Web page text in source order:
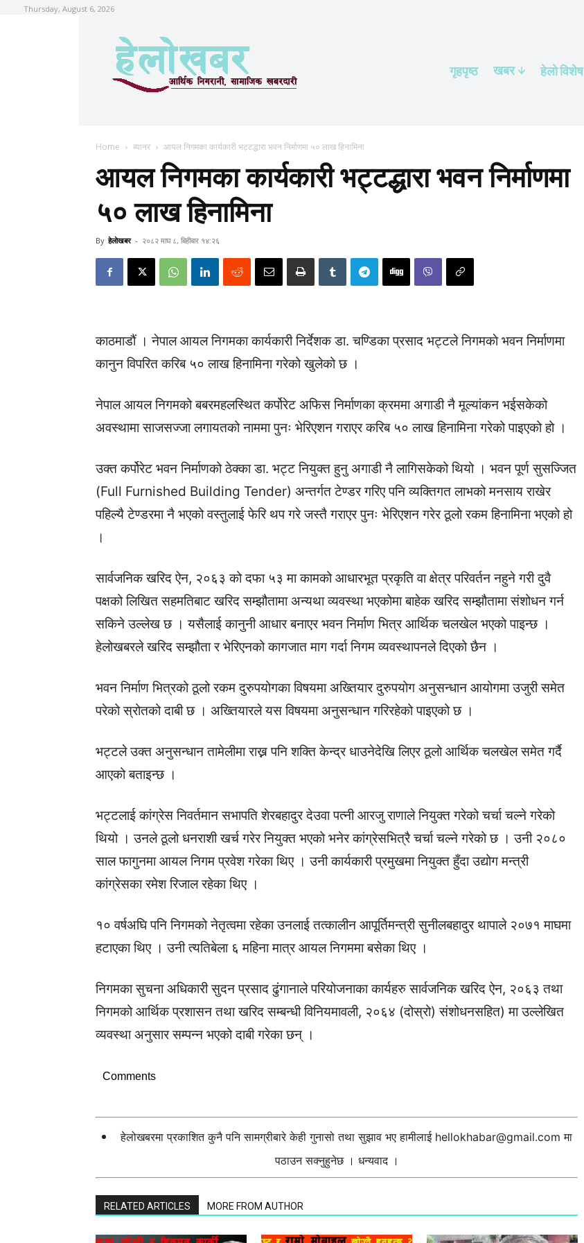
Thursday, August 6, 2026
गृहपृष्ठ खबर हेलाे विशेष
Home ब्यानर आयल निगमका कार्यकारी भट्टद्धारा भवन निर्माणमा ५० लाख हिनामिना
आयल निगमका कार्यकारी भट्टद्धारा भवन निर्माणमा
५० लाख हिनामिना
By हेलाेखबर - २०८२ माघ ८, बिहीबार १४:२६
काठमाडौं । नेपाल आयल निगमका कार्यकारी निर्देशक डा. चण्डिका प्रसाद भट्टले निगमकाे भवन निर्माणमा
कानुन विपरित करिब ५० लाख हिनामिना गरेको खुलेको छ ।
नेपाल आयल निगमको बबरमहलस्थित कर्पोरेट अफिस निर्माणका क्रममा अगाडी नै मूल्यांकन भईसकेको
अवस्थामा साजसज्जा लगायतको नाममा पुनः भेरिएशन गराएर करिब ५० लाख हिनामिना गरेको पाइएको हो ।
उक्त कर्पोरेट भवन निर्माणको ठेक्का डा. भट्ट नियुक्त हुनु अगाडी नै लागिसकेको थियो । भवन पूर्ण सुसज्जित
(Full Furnished Building Tender) अन्तर्गत टेण्डर गरिए पनि व्यक्तिगत लाभको मनसाय राखेर
पहिल्यै टेण्डरमा नै भएको वस्तुलाई फेरि थप गरे जस्तै गराएर पुनः भेरिएशन गरेर ठूलो रकम हिनामिना भएको हो
।
सार्वजनिक खरिद ऐन, २०६३ को दफा ५३ मा कामको आधारभूत प्रकृति वा क्षेत्र परिवर्तन नहुने गरी दुवै
पक्षको लिखित सहमतिबाट खरिद सम्झौतामा अन्यथा व्यवस्था भएकोमा बाहेक खरिद सम्झौतामा संशोधन गर्न
सकिने उल्लेख छ । यसैलाई कानुनी आधार बनाएर भवन निर्माण भित्र आर्थिक चलखेल भएको पाइन्छ ।
हेलोखबरले खरिद सम्झौता र भेरिएनको कागजात माग गर्दा निगम व्यवस्थापनले दिएको छैन ।
भवन निर्माण भित्रको ठूलो रकम दुरुपयोगका विषयमा अख्तियार दुरुपयोग अनुसन्धान आयोगमा उजुरी समेत
परेको स्रोतको दाबी छ । अख्तियारले यस विषयमा अनुसन्धान गरिरहेको पाइएको छ ।
भट्टले उक्त अनुसन्धान तामेलीमा राख्न पनि शक्ति केन्द्र धाउनेदेखि लिएर ठूलो आर्थिक चलखेल समेत गर्दै
आएको बताइन्छ ।
भट्टलाई कांग्रेस निवर्तमान सभापति शेरबहादुर देउवा पत्नी आरजु राणाले नियुक्त गरेको चर्चा चल्ने गरेको
थियो । उनले ठूलो धनराशी खर्च गरेर नियुक्त भएको भनेर कांग्रेसभित्रै चर्चा चल्ने गरेको छ । उनी २०८०
साल फागुनमा आयल निगम प्रवेश गरेका थिए । उनी कार्यकारी प्रमुखमा नियुक्त हुँदा उद्योग मन्त्री
कांग्रेसका रमेश रिजाल रहेका थिए ।
१० वर्षअघि पनि निगमको नेतृत्वमा रहेका उनलाई तत्कालीन आपूर्तिमन्त्री सुनीलबहादुर थापाले २०७१ माघमा
हटाएका थिए । उनी त्यतिबेला ६ महिना मात्र आयल निगममा बसेका थिए ।
निगमका सुचना अधिकारी सुदन प्रसाद ढुंगानाले परियोजनाका कार्यहरु सार्वजनिक खरिद ऐन, २०६३ तथा
निगमको आर्थिक प्रशासन तथा खरिद सम्बन्धी विनियमावली, २०६४ (दोस्रो) संशोधनसहित) मा उल्लेखित
व्यवस्था अनुसार सम्पन्न भएको दाबी गरेका छन् ।
Comments
हेलोखबरमा प्रकाशित कुनै पनि सामग्रीबारे केही गुनासो तथा सुझाव भए हामीलाई hellokhabar@gmail.com मा
पठाउन सक्नुहुनेछ । धन्यवाद ।
RELATED ARTICLES MORE FROM AUTHOR